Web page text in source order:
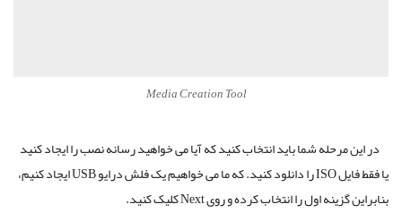
Media Creation Tool
در این مرحله شما باید انتخاب کنید که آیا می خواهید رسانه نصب را ایجاد کنید
یا فقط فایل ISO را دانلود کنید. که ما می خواهیم یک فلش درایو USB ایجاد کنیم،
بنابراین گزینه اول را انتخاب کرده و روی Next کلیک کنید.